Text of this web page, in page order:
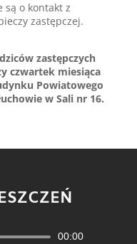
są o kontakt z
zastępczej.
zastępczych
czwartek miesiąca
Powiatowego
w Sali nr 16.
00:00